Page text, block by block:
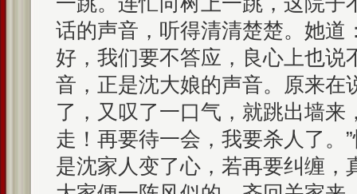
话的声音，听得清清楚楚。她道
好，我们要不答应，良心上也说
音，正是沈大娘的声音。原来在
了，又叹了一口气，就跳出墙来
走！再要待一会，我要杀人了。
是沈家人变了心，若再要纠缠，